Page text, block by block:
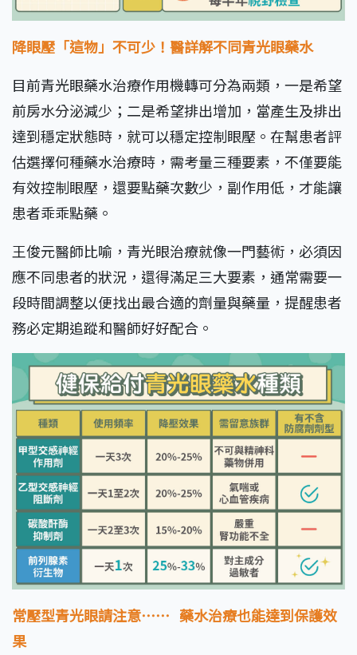
降眼壓「這物」不可少！醫詳解不同青光眼藥水
目前青光眼藥水治療作用機轉可分為兩類，一是希望
前房水分泌減少；二是希望排出增加，當產生及排出
達到穩定狀態時，就可以穩定控制眼壓。在幫患者評
估選擇何種藥水治療時，需考量三種要素，不僅要能
有效控制眼壓，還要點藥次數少，副作用低，才能讓
患者乖乖點藥。
王俊元醫師比喻，青光眼治療就像一門藝術，必須因
應不同患者的狀況，還得滿足三大要素，通常需要一
段時間調整以便找出最合適的劑量與藥量，提醒患者
務必定期追蹤和醫師好好配合。
常壓型青光眼請注意⋯⋯ 藥水治療也能達到保護效
果